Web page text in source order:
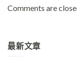
Comments are
最新文章